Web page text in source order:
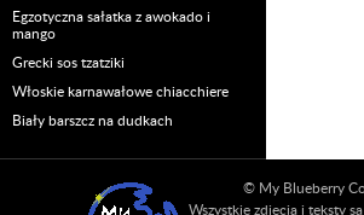
Egzotyczna sałatka z awokado i
mango
Grecki sos tzatziki
Włoskie karnawałowe chiacchiere
Biały barszcz na dudkach
© My Blueberry
Wszystkie zdjęcia i teksty